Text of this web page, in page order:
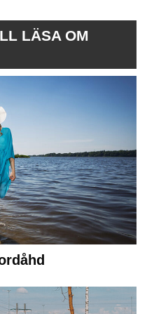
LÄSA OM